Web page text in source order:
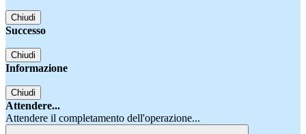
Chiudi
Successo
Chiudi
Informazione
Chiudi
Attendere...
Attendere il completamento dell'operazione...